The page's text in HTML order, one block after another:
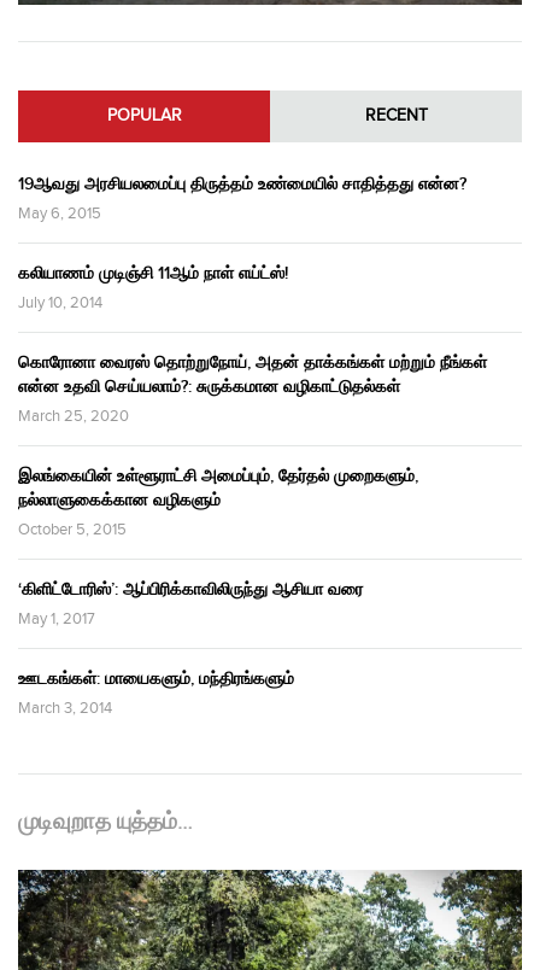
POPULAR RECENT
19ஆவது அரசியலமைப்பு திருத்தம் உண்மையில் சாதித்தது என்ன?
May 6, 2015
கலியாணம் முடிஞ்சி 11ஆம் நாள் எய்ட்ஸ்!
July 10, 2014
கொரோனா வைரஸ் தொற்றுநோய், அதன் தாக்கங்கள் மற்றும் நீங்கள்
என்ன உதவி செய்யலாம்?: சுருக்கமான வழிகாட்டுதல்கள்
March 25, 2020
இலங்கையின் உள்ளூராட்சி அமைப்பும், தேர்தல் முறைகளும்,
நல்லாளுகைக்கான வழிகளும்
October 5, 2015
‘கிளிட்டோரிஸ்’: ஆப்பிரிக்காவிலிருந்து ஆசியா வரை
May 1, 2017
ஊடகங்கள்: மாயைகளும், மந்திரங்களும்
March 3, 2014
முடிவுறாத யுத்தம்…